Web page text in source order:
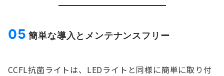
05 簡単な導入とメンテナンスフリー
CCFL抗菌ライトは、LEDライトと同様に簡単に取り付